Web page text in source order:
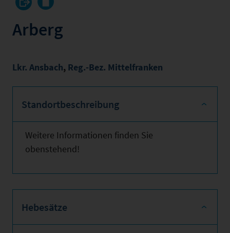
Arberg
Lkr. Ansbach, Reg.-Bez. Mittelfranken
Standortbeschreibung
Weitere Informationen finden Sie
obenstehend!
Hebesätze